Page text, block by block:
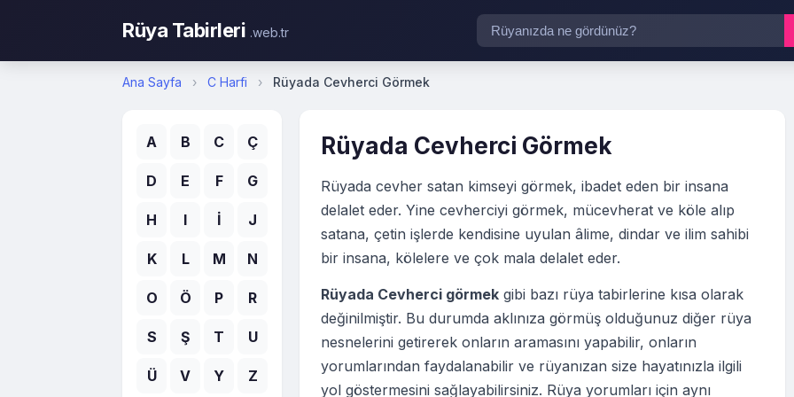
Rüya Tabirleri .web.tr
Ana Sayfa › C Harfi › Rüyada Cevherci Görmek
A B C Ç
D E F G
H I İ J
K L M N
O Ö P R
S Ş T U
Ü V Y Z
Rüyada Cevherci Görmek
Rüyada cevher satan kimseyi görmek, ibadet eden bir insana
delalet eder. Yine cevherciyi görmek, mücevherat ve köle alıp
satana, çetin işlerde kendisine uyulan âlime, dindar ve ilim sahibi
bir insana, kölelere ve çok mala delalet eder.
Rüyada Cevherci görmek gibi bazı rüya tabirlerine kısa olarak
değinilmiştir. Bu durumda aklınıza görmüş olduğunuz diğer rüya
nesnelerini getirerek onların aramasını yapabilir, onların
yorumlarından faydalanabilir ve rüyanızan size hayatınızla ilgili
yol göstermesini sağlayabilirsiniz. Rüya yorumları için aynı